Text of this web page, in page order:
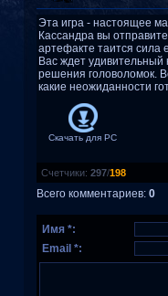
Эта игра - настоящее
Кассандра вы
артефакте таится сила
Вас ждет удивительный
решения головоломок.
какие неожиданности
Скачать для PC
Счетчики: 297/198
Всего комментариев: 0
Имя *:
Email *: